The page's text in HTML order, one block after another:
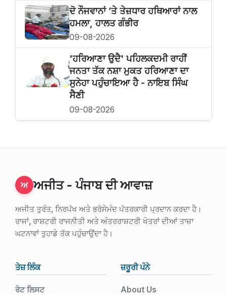
ਦੋ ਨੌਜਵਾਨਾਂ ’ਤੇ ਤੇਜ਼ਧਾਰ ਹਥਿਆਰਾਂ ਨਾਲ
ਹਮਲਾ, ਹਾਲਤ ਗੰਭੀਰ
09-08-2026
'ਹਰਿਆਣਾ ਉਦੈ' ਪਹਿਲਕਦਮੀ ਰਾਹੀਂ
ਜਨਤਾ ਤੱਕ ਨਸ਼ਾ ਮੁਕਤ ਹਰਿਆਣਾ ਦਾ
ਸੁਨੇਹਾ ਪਹੁੰਚਾਇਆ ਹੈ - ਨਾਇਬ ਸਿੰਘ
ਸੈਣੀ
09-08-2026
ਅ ਅਜੀਤ - ਪੰਜਾਬ ਦੀ ਆਵਾਜ਼
ਅਜੀਤ ਤੁਰੰਤ, ਨਿਰਪੱਖ ਅਤੇ ਭਰੋਸੇਮੰਦ ਪੱਤਰਕਾਰੀ ਪ੍ਰਦਾਨ ਕਰਦਾ ਹੈ।
ਰਾਜਾਂ, ਰਾਸ਼ਟਰੀ ਰਾਜਨੀਤੀ ਅਤੇ ਅੰਤਰਰਾਸ਼ਟਰੀ ਖੇਤਰਾਂ ਦੀਆਂ ਤਾਜ਼ਾ
ਘਟਨਾਵਾਂ ਤੁਹਾਡੇ ਤੱਕ ਪਹੁੰਚਾਉਂਦਾ ਹੈ।
ਤੇਜ਼ ਲਿੰਕ
ਰੇਟ ਲਿਸਟ
ਜ਼ਰੂਰੀ ਪੰਨੇ
About Us